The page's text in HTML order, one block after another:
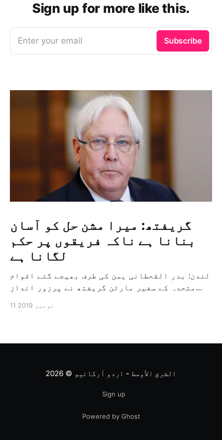
Sign up for more like this.
Enter your email Subscribe
گریفتھ: میرا مشن حل کو آسان
بنانا ہے ناکہ فریقوں پر حکم
لگانا ہے
لندن: بدر القحطانی یمن کی طرف بھیجے گئے اقوام
متحدہ کے سفیر مارٹن گریفتھ نے پرزور انداز
ثالثی اور اس کشمکش کی حدبندی کرنے کے لئے ایک
11 نومبر 2019
الشرق الأوسط - اردو آرکائیو © 2026
Sign up
Powered by Ghost